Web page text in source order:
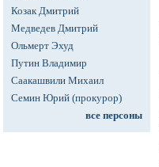
Козак Дмитрий
Медведев Дмитрий
Ольмерт Эхуд
Путин Владимир
Саакашвили Михаил
Семин Юрий (прокурор)
все персоны